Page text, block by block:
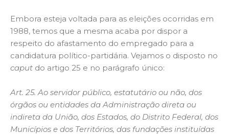
Embora esteja voltada para as eleições ocorridas em
1988, temos que a mesma acaba por dispor a
respeito do afastamento do empregado para a
candidatura político-partidária. Vejamos o disposto no
caput do artigo 25 e no parágrafo único:
Art. 25. Ao servidor público, estatutário ou não, dos
órgãos ou entidades da Administração direta ou
indireta da União, dos Estados, do Distrito Federal, dos
Municípios e dos Territórios, das fundações instituídas